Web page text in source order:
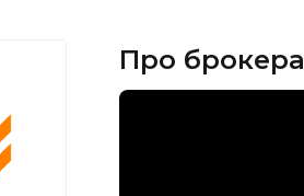
Про брокера